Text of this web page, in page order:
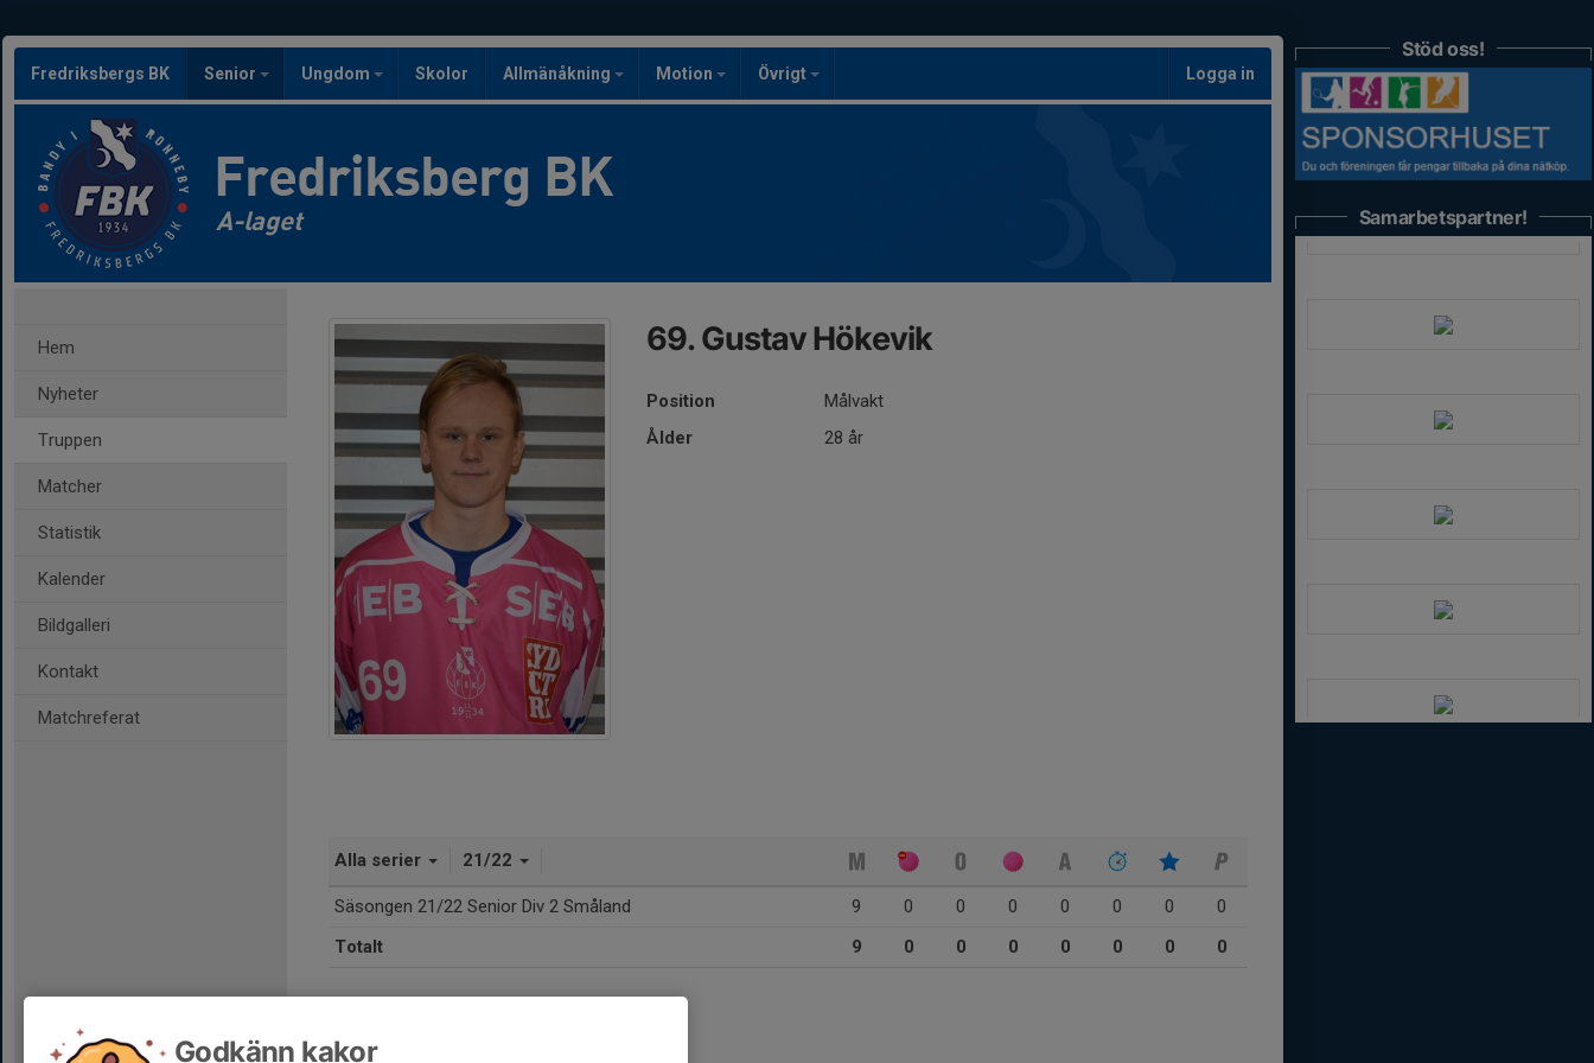
Fredriksbergs BK Senior Ungdom Skolor Allmänåkning Motion Övrigt Logga in
Fredriksberg BK
A-laget
Hem
Nyheter
Truppen
Matcher
Statistik
Kalender
Bildgalleri
Kontakt
Matchreferat
69. Gustav Hökevik
Position
Målvakt
Ålder
28 år
Alla serier 21/22
Säsongen 21/22 Senior Div 2 Småland 9 0 0 0 0 0 0
0
Totalt
9 0 0 0 0 0 0 0
Stöd oss!
Samarbetspartner!
Godkänn kakor